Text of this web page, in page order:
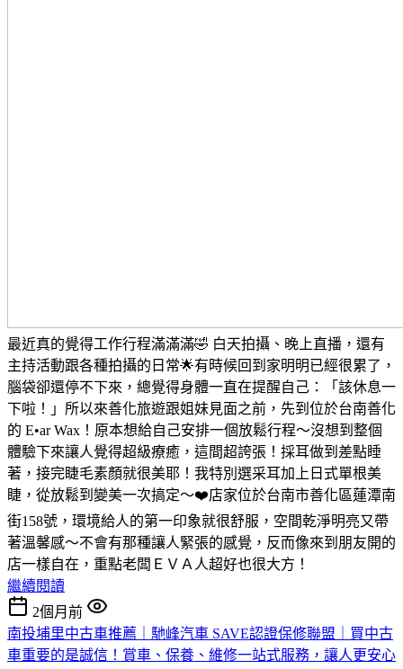
最近真的覺得工作行程滿滿滿🤣 白天拍攝、晚上直播，還有
主持活動跟各種拍攝的日常🌟有時候回到家明明已經很累了，
腦袋卻還停不下來，總覺得身體一直在提醒自己：「該休息一
下啦！」所以來善化旅遊跟姐妹見面之前，先到位於台南善化
的 E•ar Wax！原本想給自己安排一個放鬆行程～沒想到整個
體驗下來讓人覺得超級療癒，這間超誇張！採耳做到差點睡
著，接完睫毛素顏就很美耶！我特別選采耳加上日式單根美
睫，從放鬆到變美一次搞定～❤️店家位於台南市善化區蓮潭南
街158號，環境給人的第一印象就很舒服，空間乾淨明亮又帶
著溫馨感～不會有那種讓人緊張的感覺，反而像來到朋友開的
店一樣自在，重點老闆ＥＶＡ人超好也很大方！
繼續閱讀
2個月前
南投埔里中古車推薦｜馳峰汽車 SAVE認證保修聯盟｜買中古
車重要的是誠信！賞車、保養、維修一站式服務，讓人更安心